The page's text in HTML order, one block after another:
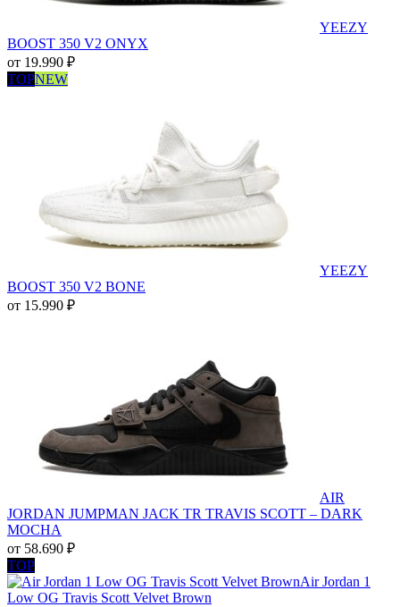
YEEZY
BOOST 350 V2 ONYX
от 19.990 ₽
TOPNEW
YEEZY
BOOST 350 V2 BONE
от 15.990 ₽
AIR
JORDAN JUMPMAN JACK TR TRAVIS SCOTT – DARK
MOCHA
от 58.690 ₽
TOP
Air Jordan 1
Low OG Travis Scott Velvet Brown